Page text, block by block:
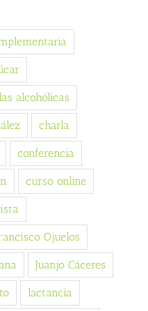
alcohólicas
charla
conferencia
curso online
Ojuelos
Juanjo Cáceres
lactancia